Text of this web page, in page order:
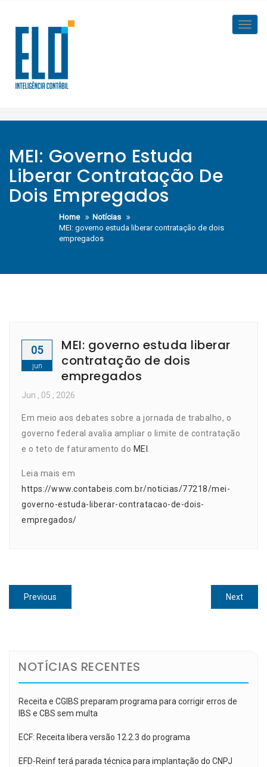
content
MEI: Governo Estuda
Liberar Contratação De
Dois Empregados
Home
Notícias
MEI: governo estuda liberar contratação de dois
empregados
05
jun
MEI: governo estuda liberar
contratação de dois
empregados
Jun , 05 , 2026
Em meio aos debates sobre a jornada de trabalho, o
governo federal avalia ampliar o limite de contratação
e o teto de faturamento do MEI
Leia mais em
https://www.contabeis.com.br/noticias/77218/mei-
governo-estuda-liberar-contratacao-de-dois-
empregados/
Navegação
de
Previous
post:
NextNext
post:
NOTÍCIAS RECENTES
Receita e CGIBS preparam programa para corrigir erros de
IBS e CBS sem multa
ECF: Receita libera versão 12.2.3 do programa
EFD-Reinf terá parada técnica para implantação do CNPJ